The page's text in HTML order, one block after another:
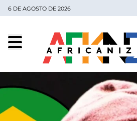
6 DE AGOSTO DE 2026